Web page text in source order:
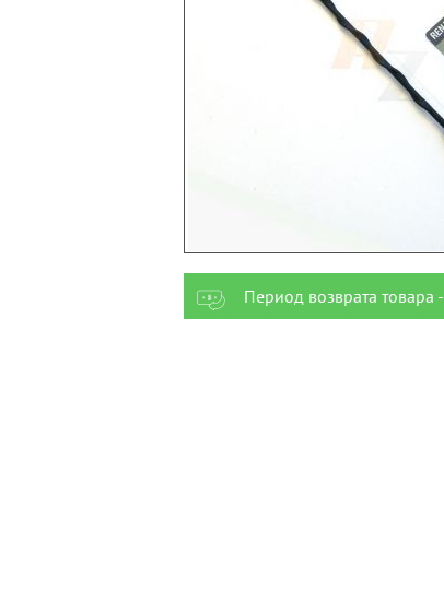
Период возврата товара -